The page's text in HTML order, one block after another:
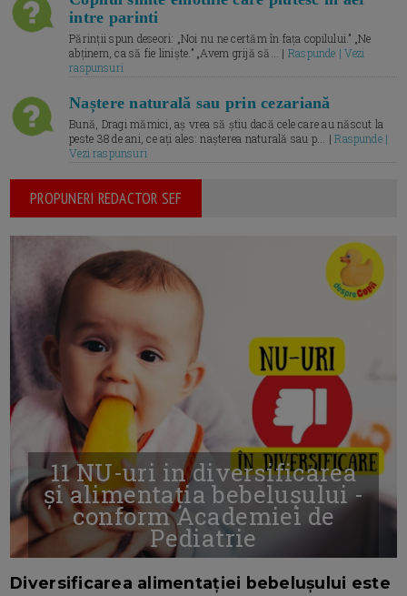
intre parinti
Părinții spun deseori: „Noi nu ne certăm în fața copilului.” „Ne
abținem, ca să fie liniște.” „Avem grijă să... | Raspunde | Vezi
raspunsuri
Naștere naturală sau prin cezariană
Bună, Dragi mămici, aș vrea să știu dacă cele care au născut la
peste 38 de ani, ce ați ales: nașterea naturală sau p... |Raspunde |
Vezi raspunsuri
PROPUNERI REDACTOR SEF
11 NU-uri in diversificarea
și alimentația bebelușului -
conform Academiei de
Pediatrie
Diversificarea alimentației bebelușului este